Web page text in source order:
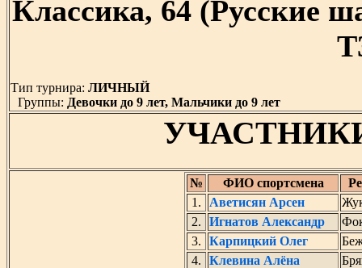
Классика, 64 (Русские
Тип турнира: ЛИЧНЫЙ
Группы: Девочки до 9 лет, Мальчики до 9 лет
№ ФИО спортсмена
1.
Аветисян Арсен
2.
Игнатов Александр
3.
Карпицкий Олег
4.
Клевина Алёна